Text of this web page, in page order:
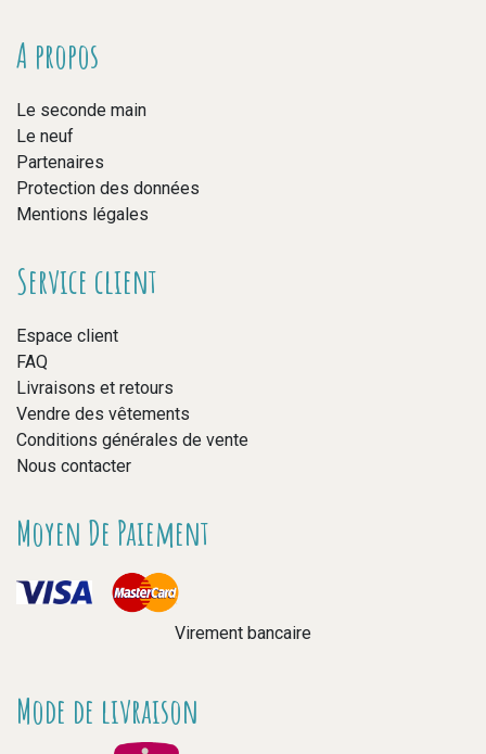
A propos
Le seconde main
Le neuf
Partenaires
Protection des données
Mentions légales
Service client
Espace client
FAQ
Livraisons et retours
Vendre des vêtements
Conditions générales de vente
Nous contacter
Moyen De Paiement
Virement bancaire
Mode de livraison